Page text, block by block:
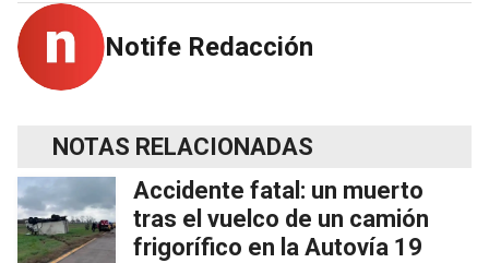
Notife Redacción
NOTAS RELACIONADAS
Accidente fatal: un muerto
tras el vuelco de un camión
frigorífico en la Autovía 19